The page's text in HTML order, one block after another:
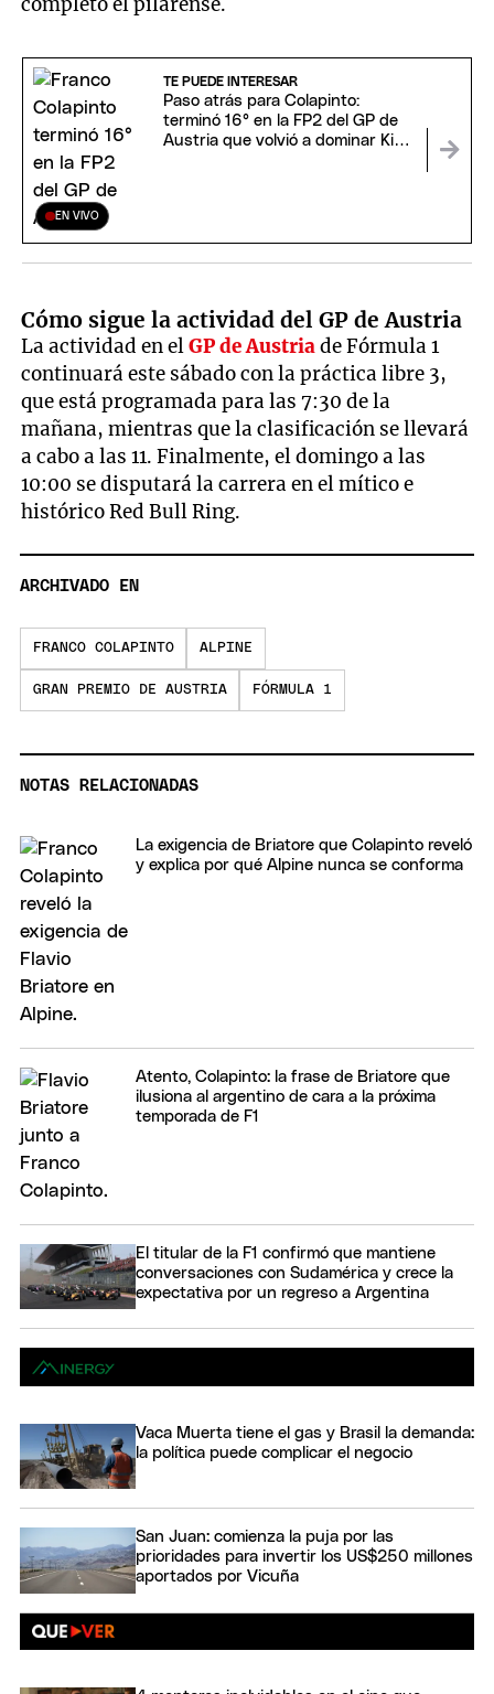
EN VIVO
TE PUEDE INTERESAR
Paso atrás para Colapinto:
terminó 16° en la FP2 del GP de
Austria que volvió a dominar Kimi
Cómo sigue la actividad del GP de Austria
La actividad en elGP de Austriade Fórmula 1
continuará este sábado con la práctica libre 3,
que está programada para las 7:30 de la
mañana, mientras que la clasificación se llevará
a cabo a las 11. Finalmente, el domingo a las
10:00 se disputará la carrera en el mítico e
histórico Red Bull Ring.
ARCHIVADO EN
FRANCO COLAPINTO ALPINE
GRAN PREMIO DE AUSTRIA FÓRMULA 1
NOTAS RELACIONADAS
La exigencia de Briatore que Colapinto reveló
y explica por qué Alpine nunca se conforma
Atento, Colapinto: la frase de Briatore que
ilusiona al argentino de cara a la próxima
temporada de F1
El titular de la F1 confirmó que mantiene
conversaciones con Sudamérica y crece la
expectativa por un regreso a Argentina
Vaca Muerta tiene el gas y Brasil la demanda:
la política puede complicar el negocio
San Juan: comienza la puja por las
prioridades para invertir los US$250 millones
aportados por Vicuña